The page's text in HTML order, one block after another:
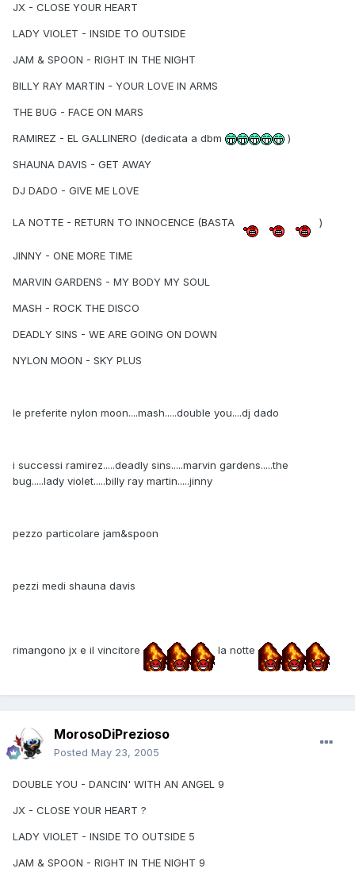
JX - CLOSE YOUR HEART
LADY VIOLET - INSIDE TO OUTSIDE
JAM & SPOON - RIGHT IN THE NIGHT
BILLY RAY MARTIN - YOUR LOVE IN ARMS
THE BUG - FACE ON MARS
RAMIREZ - EL GALLINERO (dedicata a dbm )
SHAUNA DAVIS - GET AWAY
DJ DADO - GIVE ME LOVE
LA NOTTE - RETURN TO INNOCENCE (BASTA )
JINNY - ONE MORE TIME
MARVIN GARDENS - MY BODY MY SOUL
MASH - ROCK THE DISCO
DEADLY SINS - WE ARE GOING ON DOWN
NYLON MOON - SKY PLUS
le preferite nylon moon....mash.....double you....dj dado
i successi ramirez.....deadly sins.....marvin gardens.....the
bug.....lady violet.....billy ray martin.....jinny
pezzo particolare jam&spoon
pezzi medi shauna davis
rimangono jx e il vincitore la notte
MorosoDiPrezioso
Posted May 23, 2005
DOUBLE YOU - DANCIN' WITH AN ANGEL 9
JX - CLOSE YOUR HEART ?
LADY VIOLET - INSIDE TO OUTSIDE 5
JAM & SPOON - RIGHT IN THE NIGHT 9